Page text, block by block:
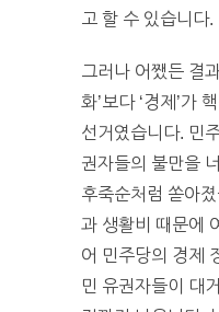
고 할 수 있습니다.
그러나 어쨌든 결
화’보다 ‘경제’가
선거였습니다. 민
권자들의 불만을
후죽순처럼 쏟아
과 생활비 때문에
어 민주당의 경제
민 유권자들이 대